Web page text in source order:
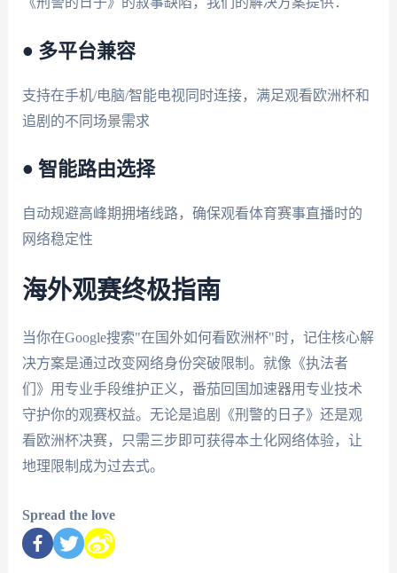
• 多平台兼容
支持在手机/电脑/智能电视同时连接，满足观看欧洲杯和
追剧的不同场景需求
• 智能路由选择
自动规避高峰期拥堵线路，确保观看体育赛事直播时的
网络稳定性
海外观赛终极指南
当你在Google搜索"在国外如何看欧洲杯"时，记住核心解
决方案是通过改变网络身份突破限制。就像《执法者
们》用专业手段维护正义，番茄回国加速器用专业技术
守护你的观赛权益。无论是追剧《刑警的日子》还是观
看欧洲杯决赛，只需三步即可获得本土化网络体验，让
地理限制成为过去式。
Spread the love